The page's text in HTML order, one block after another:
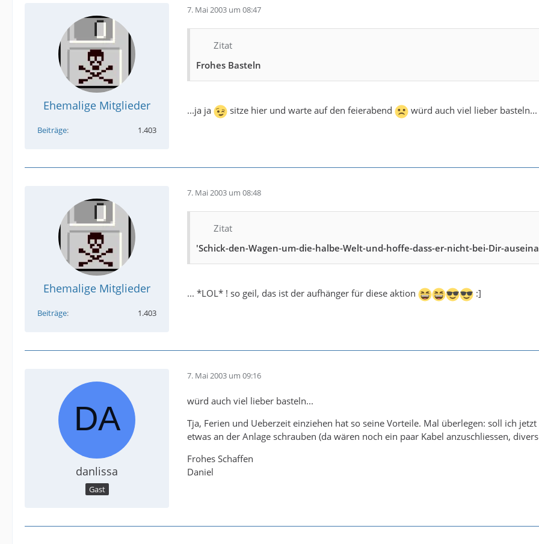
Ehemalige Mitglieder
Beiträge 1.403
7. Mai 2003 um 08:47
Zitat
Frohes Basteln
...ja ja sitze hier und warte auf den feierabend würd auch viel lieber basteln...
Ehemalige Mitglieder
Beiträge 1.403
7. Mai 2003 um 08:48
Zitat
'Schick-den-Wagen-um-die-halbe-Welt-und-hoffe-dass-er-nicht-bei-Dir-
... *LOL* ! so geil, das ist der aufhänger für diese aktion :]
danlissa
Gast
7. Mai 2003 um 09:16
würd auch viel lieber basteln...
Tja, Ferien und Ueberzeit einziehen hat so seine Vorteile. Mal überlegen: soll ich
etwas an der Anlage schrauben (da wären noch ein paar Kabel anzuschliessen,
Frohes Schaffen
Daniel